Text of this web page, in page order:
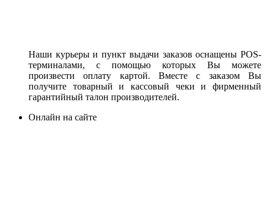
Наши курьеры и пункт выдачи заказов оснащены POS-
терминалами, с помощью которых Вы можете
произвести оплату картой. Вместе с заказом Вы
получите товарный и кассовый чеки и фирменный
гарантийный талон производителей.
Онлайн на сайте